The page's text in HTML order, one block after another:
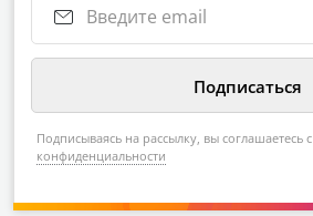
Подписываясь на рассылку, вы соглашаетесь с
конфиденциальности